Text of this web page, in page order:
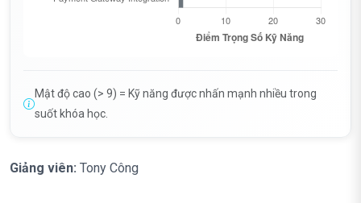
Mật độ cao (> 9) = Kỹ năng được nhấn mạnh nhiều trong
suốt khóa học.
Giảng viên: Tony Công